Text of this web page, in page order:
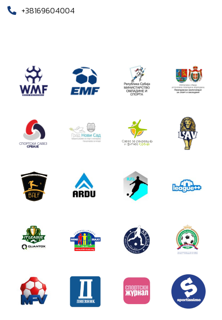
+38169604004